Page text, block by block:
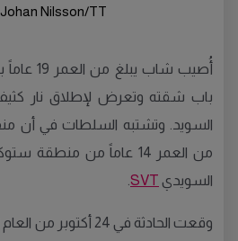
Nilsson/TT
أُصيب شاب
باب شقته وتعرض لإطلاق نار
السويد. وتشتبه السلطات في أن
من العمر 14 عاماً من
السويدي SVT
وقعت الحادثة في 24